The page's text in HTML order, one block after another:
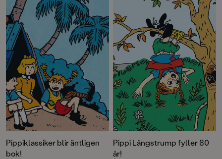
Kalla kriget på 80-talet. Pocketutgåvan avslutas med efterord av
Laurie Halse Anderson, 2023 års mottagare av Astrid Lindgren
Memorial Award, som vi även publicerar här.
Pippiklassiker blir äntligen
bok!
Pippi Långstrump fyller 80
år!